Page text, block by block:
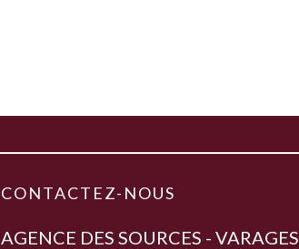
CONTACTEZ-NOUS
AGENCE DES SOURCES - VARAGES